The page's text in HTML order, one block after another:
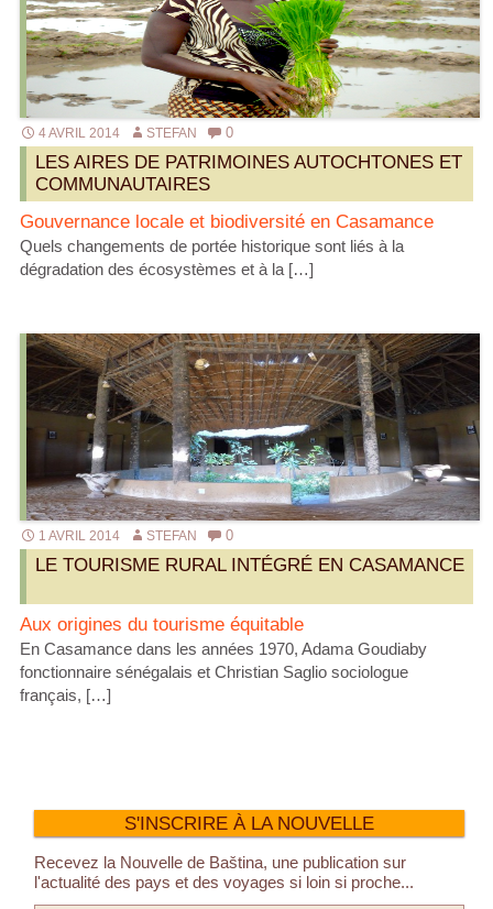
4 AVRIL 2014 STEFAN 0
LES AIRES DE PATRIMOINES AUTOCHTONES ET
COMMUNAUTAIRES
Gouvernance locale et biodiversité en Casamance
Quels changements de portée historique sont liés à la
dégradation des écosystèmes et à la […]
1 AVRIL 2014 STEFAN 0
LE TOURISME RURAL INTÉGRÉ EN CASAMANCE
Aux origines du tourisme équitable
En Casamance dans les années 1970, Adama Goudiaby
fonctionnaire sénégalais et Christian Saglio sociologue
français, […]
S'INSCRIRE À LA NOUVELLE
Recevez la Nouvelle de Baština, une publication sur
l'actualité des pays et des voyages si loin si proche...